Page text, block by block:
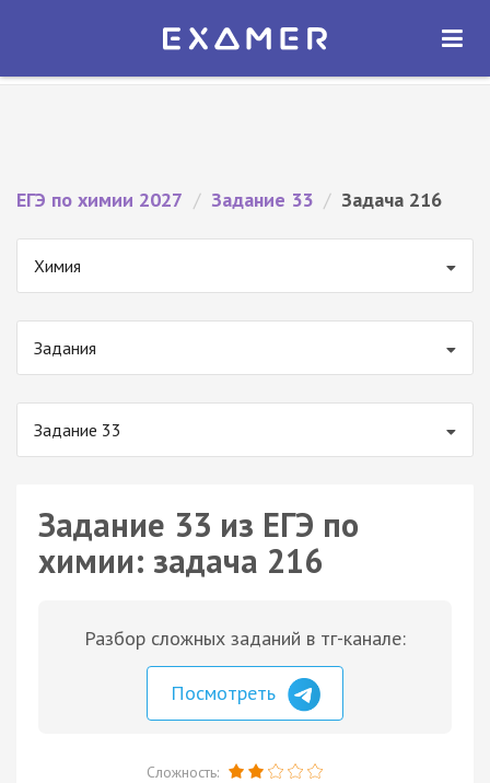
Экзамер — ЕГЭ 2027
ОТКРЫТЬ
ЕГЭ по химии 2027 / Задание 33 / Задача 216
Химия
Задания
Задание 33
Задание 33 из ЕГЭ по
химии: задача 216
Разбор сложных заданий в тг-канале:
Посмотреть
Сложность: